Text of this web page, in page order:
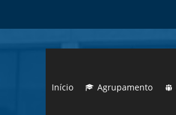
Início Agrupamento